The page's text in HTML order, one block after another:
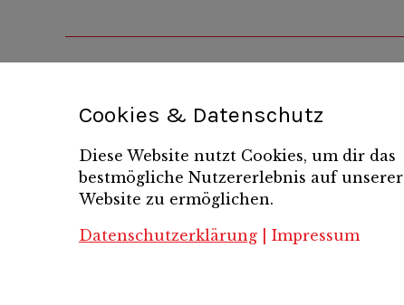
Cookies & Datenschutz
Diese Website nutzt Cookies, um dir das
bestmögliche Nutzererlebnis auf unserer
Website zu ermöglichen.
Datenschutzerklärung
Impressum